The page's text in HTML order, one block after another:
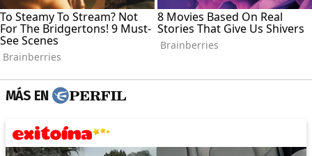
MÁS EN